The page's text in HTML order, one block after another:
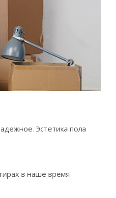
Эстетика пола
в наше время